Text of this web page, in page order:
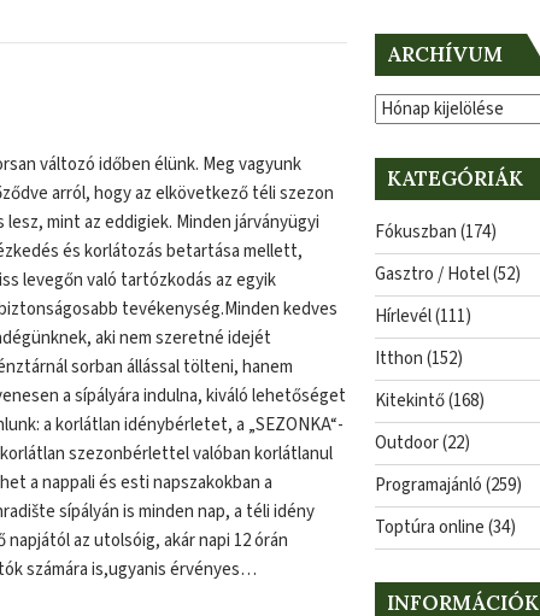
változó időben élünk. Meg vagyunk
arról, hogy az elkövetkező téli szezon
lesz, mint az eddigiek. Minden járványügyi
és korlátozás betartása mellett,
levegőn való tartózkodás az egyik
tevékenység.Minden kedves
aki nem szeretné idejét
sorban állással tölteni, hanem
a sípályára indulna, kiváló lehetőséget
a korlátlan idénybérletet, a „SEZONKA“-
szezonbérlettel valóban korlátlanul
a nappali és esti napszakokban a
sípályán is minden nap, a téli idény
napjától az utolsóig, akár napi 12 órán
számára is,ugyanis érvényes…
ARCHÍVUM
Archívum
KATEGÓRIÁK
Fókuszban(174)
Gasztro / Hotel(52)
Hírlevél(111)
Itthon(152)
Kitekintő(168)
Outdoor(22)
Programajánló(259)
Toptúra online(34)
INFORMÁCIÓK